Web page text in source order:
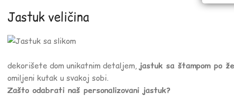
Jastuk veličina
dekorišete dom unikatnim detaljem, jastuk sa štampom po
omiljeni kutak u svakoj sobi.
Zašto odabrati naš personalizovani jastuk?